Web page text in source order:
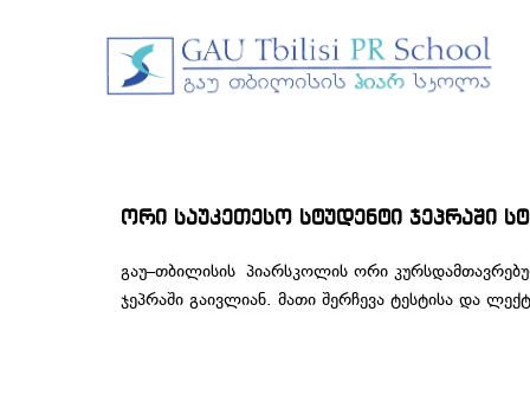
ორი საუკეთესო სტუდენტი ჯეპრაში
გაუ–თბილისის პიარსკოლის ორი
ჯეპრაში გაივლიან. მათი შერჩევა ტესტისა და